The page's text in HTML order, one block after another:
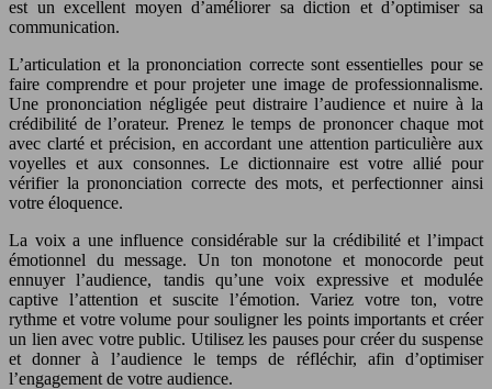
est un excellent moyen d’améliorer sa diction et d’optimiser sa
communication.
L’articulation et la prononciation correcte sont essentielles pour se
faire comprendre et pour projeter une image de professionnalisme.
Une prononciation négligée peut distraire l’audience et nuire à la
crédibilité de l’orateur. Prenez le temps de prononcer chaque mot
avec clarté et précision, en accordant une attention particulière aux
voyelles et aux consonnes. Le dictionnaire est votre allié pour
vérifier la prononciation correcte des mots, et perfectionner ainsi
votre éloquence.
La voix a une influence considérable sur la crédibilité et l’impact
émotionnel du message. Un ton monotone et monocorde peut
ennuyer l’audience, tandis qu’une voix expressive et modulée
captive l’attention et suscite l’émotion. Variez votre ton, votre
rythme et votre volume pour souligner les points importants et créer
un lien avec votre public. Utilisez les pauses pour créer du suspense
et donner à l’audience le temps de réfléchir, afin d’optimiser
l’engagement de votre audience.